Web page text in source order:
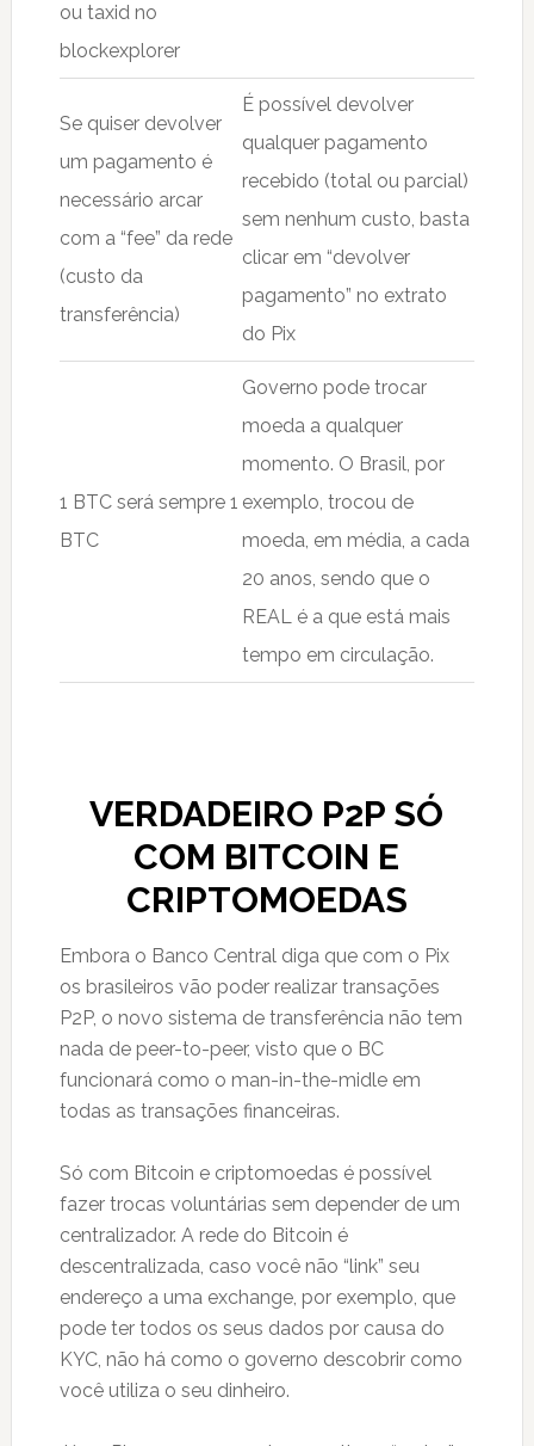
ou taxid no
blockexplorer
Se quiser devolver
um pagamento é
necessário arcar
com a “fee” da rede
(custo da
transferência)
É possível devolver
qualquer pagamento
recebido (total ou parcial)
sem nenhum custo, basta
clicar em “devolver
pagamento” no extrato
do Pix
1 BTC será sempre 1
BTC
Governo pode trocar
moeda a qualquer
momento. O Brasil, por
exemplo, trocou de
moeda, em média, a cada
20 anos, sendo que o
REAL é a que está mais
tempo em circulação.
VERDADEIRO P2P SÓ
COM BITCOIN E
CRIPTOMOEDAS
Embora o Banco Central diga que com o Pix
os brasileiros vão poder realizar transações
P2P, o novo sistema de transferência não tem
nada de peer-to-peer, visto que o BC
funcionará como o man-in-the-midle em
todas as transações financeiras.
Só com Bitcoin e criptomoedas é possível
fazer trocas voluntárias sem depender de um
centralizador. A rede do Bitcoin é
descentralizada, caso você não “link” seu
endereço a uma exchange, por exemplo, que
pode ter todos os seus dados por causa do
KYC, não há como o governo descobrir como
você utiliza o seu dinheiro.